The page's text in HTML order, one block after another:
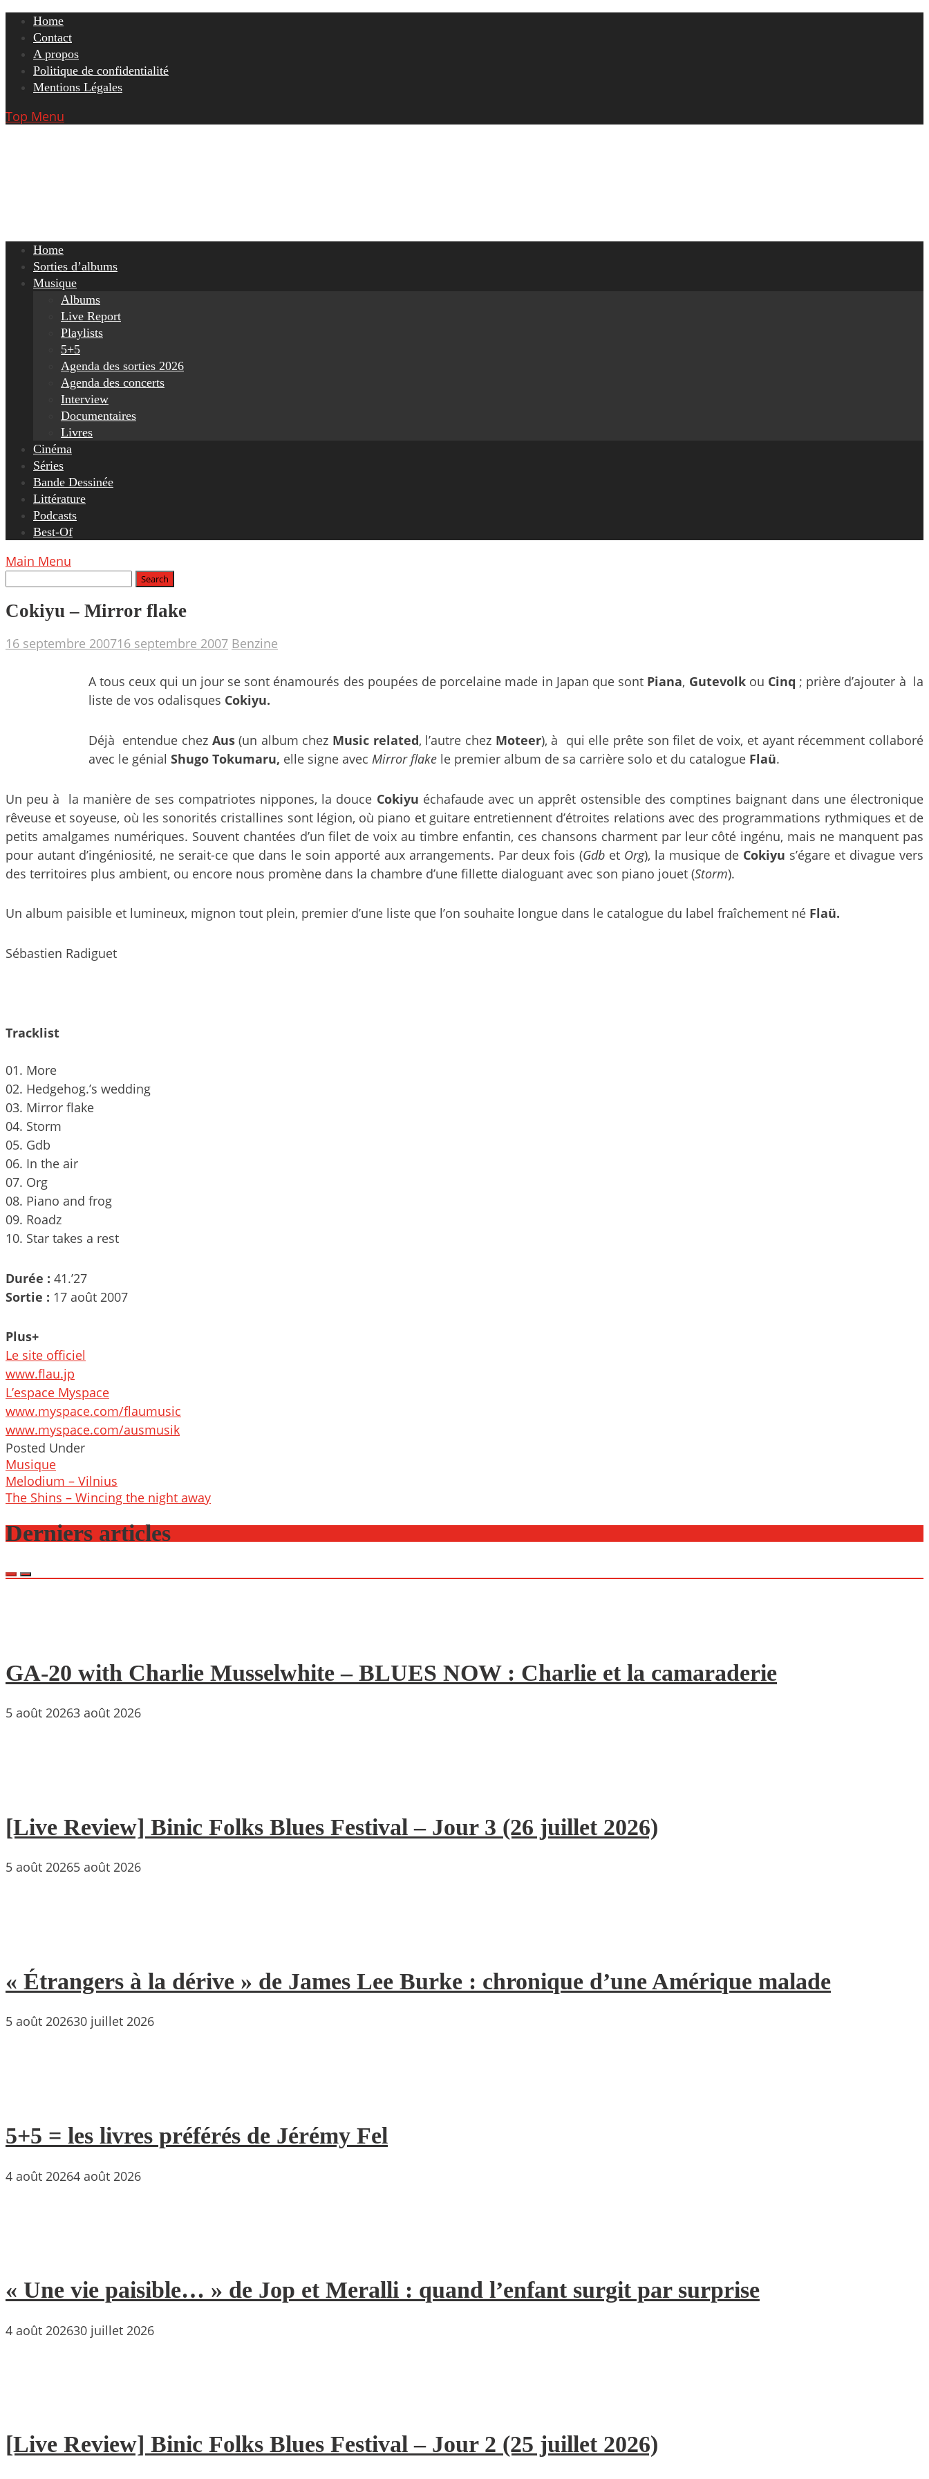
Skip
content
Home
Contact
A propos
Politique de confidentialité
Mentions Légales
Top Menu
Home
Sorties d’albums
Musique
Albums
Live Report
Playlists
5+5
Agenda des sorties 2026
Agenda des concerts
Interview
Documentaires
Livres
Cinéma
Séries
Bande Dessinée
Littérature
Podcasts
Best-Of
Main Menu
Cokiyu – Mirror flake
16 septembre 200716 septembre 2007 Benzine
A tous ceux qui un jour se sont énamourés des poupées de porcelaine made in Japan que sont Piana, Gutevolkou Cinq ; prière d’ajouter à la
liste de vos odalisques Cokiyu.
Déjà entendue chez Aus(un album chez Music related, l’autre chez Moteer), à qui elle prête son filet de voix, et ayant récemment collaboré
avec le génial Shugo Tokumaru, elle signe avec Mirror flake le premier album de sa carrière solo et du catalogue Flaü.
Un peu à la manière de ses compatriotes nippones, la douce Cokiyu échafaude avec un apprêt ostensible des comptines baignant dans une électronique
rêveuse et soyeuse, où les sonorités cristallines sont légion, où piano et guitare entretiennent d’étroites relations avec des programmations rythmiques et de
petits amalgames numériques. Souvent chantées d’un filet de voix au timbre enfantin, ces chansons charment par leur côté ingénu, mais ne manquent pas
pour autant d’ingéniosité, ne serait-ce que dans le soin apporté aux arrangements. Par deux fois (Gdb et Org), la musique de Cokiyu s’égare et divague vers
des territoires plus ambient, ou encore nous promène dans la chambre d’une fillette dialoguant avec son piano jouet (Storm).
Un album paisible et lumineux, mignon tout plein, premier d’une liste que l’on souhaite longue dans le catalogue du label fraîchement né Flaü.
Sébastien Radiguet
Tracklist
01. More
02. Hedgehog.’s wedding
03. Mirror flake
04. Storm
05. Gdb
06. In the air
07. Org
08. Piano and frog
09. Roadz
10. Star takes a rest
Durée : 41.’27
Sortie : 17 août 2007
Plus+
Le site officiel
www.flau.jp
L’espace Myspace
www.myspace.com/flaumusic
www.myspace.com/ausmusik
Posted Under
Musique
Post
navigation
Melodium – Vilnius
The Shins – Wincing the night away
Derniers articles
GA-20 with Charlie Musselwhite – BLUES NOW : Charlie et la camaraderie
5 août 20263 août 2026
[Live Review] Binic Folks Blues Festival – Jour 3 (26 juillet 2026)
5 août 20265 août 2026
« Étrangers à la dérive » de James Lee Burke : chronique d’une Amérique malade
5 août 202630 juillet 2026
5+5 = les livres préférés de Jérémy Fel
4 août 20264 août 2026
« Une vie paisible… » de Jop et Meralli : quand l’enfant surgit par surprise
4 août 202630 juillet 2026
[Live Review] Binic Folks Blues Festival – Jour 2 (25 juillet 2026)